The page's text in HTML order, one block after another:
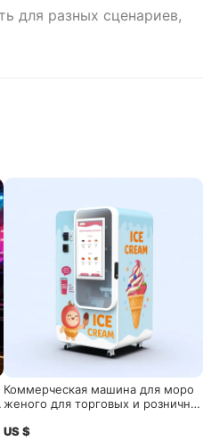
для разных сценариев,
Коммерческая машина для моро
женого для торговых и розничны
US $